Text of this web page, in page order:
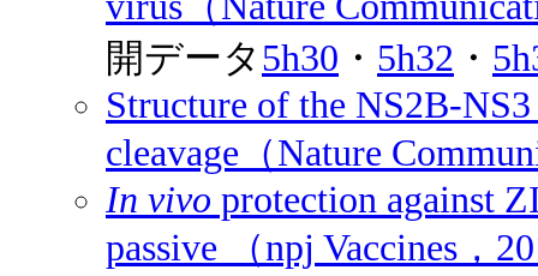
開データ 5h30 ・ 5h32 ・
Structure of the NS2B-
cleavage（Nature
In vivo protection against
passive （npj Vaccines，